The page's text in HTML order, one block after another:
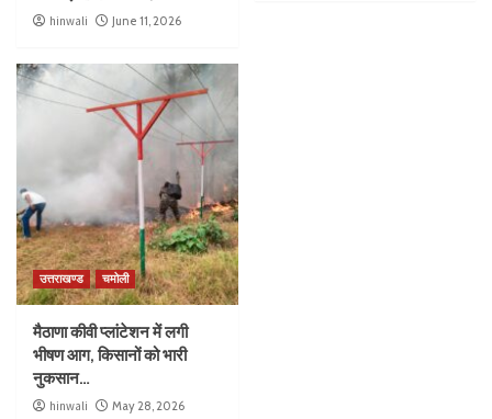
hinwali June 11, 2026
उत्तराखण्ड चमोली
मैठाणा कीवी प्लांटेशन में लगी
भीषण आग, किसानों को भारी
नुकसान…
hinwali May 28, 2026